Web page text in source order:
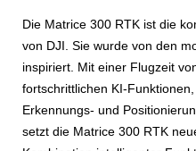
Die Matrice 300 RTK ist die
von DJI. Sie wurde von den
inspiriert. Mit einer Flugzeit
fortschrittlichen KI-
Erkennungs- und
setzt die Matrice 300 RTK